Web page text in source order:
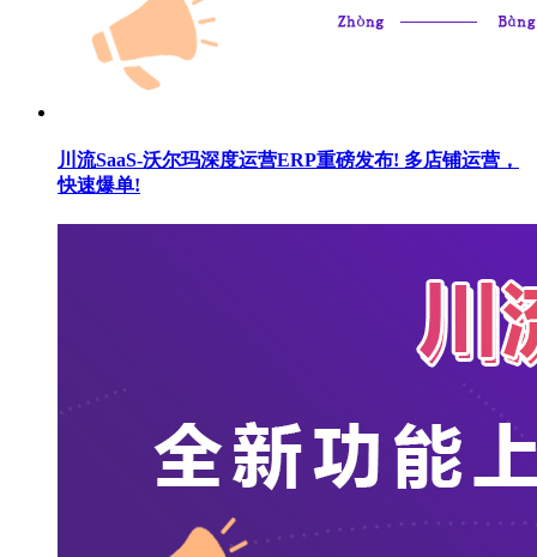
川流SaaS-沃尔玛深度运营ERP重磅发布! 多店铺运营，
快速爆单!